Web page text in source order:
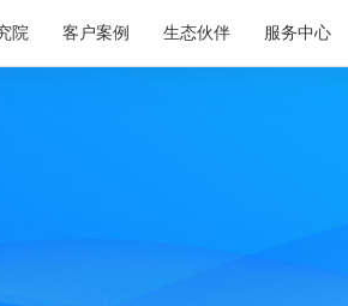
院 客户案例 生态伙伴 服务中心